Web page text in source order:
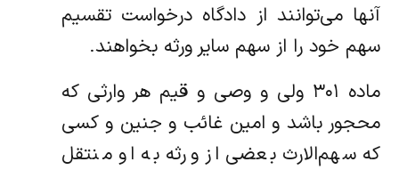
آنها می‌توانند از دادگاه درخواست تقسیم
سهم خود را از سهم سایر ورثه بخواهند.
‌ماده ۳۰۱ ولی و وصی و قیم هر وارثی که
محجور باشد و امین غائب و جنین و کسی
که سهم‌الارث بعضی از ورثه به او منتقل